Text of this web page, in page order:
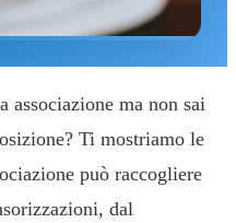
associazione ma non sai
Ti mostriamo le
può raccogliere
dal